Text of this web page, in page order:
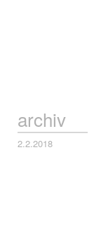
archiv
2.2.2018